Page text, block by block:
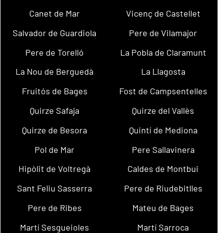
Canet de Mar
Vicenç de Castellet
Salvador de Guardiola
Pere de Vilamajor
Pere de Torelló
La Pobla de Claramunt
La Nou de Berguedà
La Llagosta
Fruitós de Bages
Fost de Campsentelles
Quirze Safaja
Quirze del Vallès
Quirze de Besora
Quintí de Mediona
Pol de Mar
Pere Sallavinera
Hipòlit de Voltregà
Caldes de Montbui
Sant Feliu Sasserra
Pere de Riudebitlles
Pere de Ribes
Mateu de Bages
Martí Sesgueioles
Martí Sarroca